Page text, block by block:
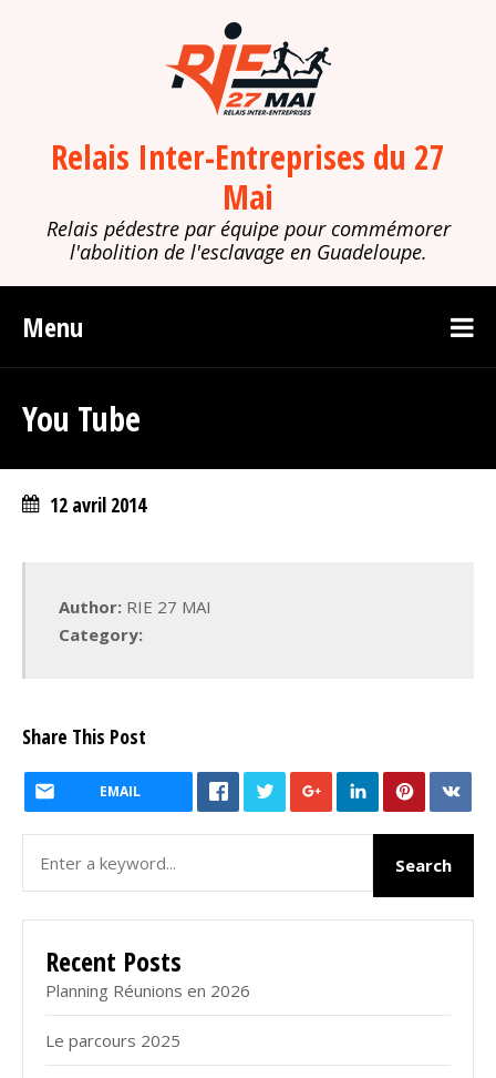
Relais Inter-Entreprises du 27
Mai
Relais pédestre par équipe pour commémorer
l'abolition de l'esclavage en Guadeloupe.
Menu
You Tube
12 avril 2014
Author: RIE 27 MAI
Category:
Share This Post
EMAIL
Recent Posts
Planning Réunions en 2026
Le parcours 2025